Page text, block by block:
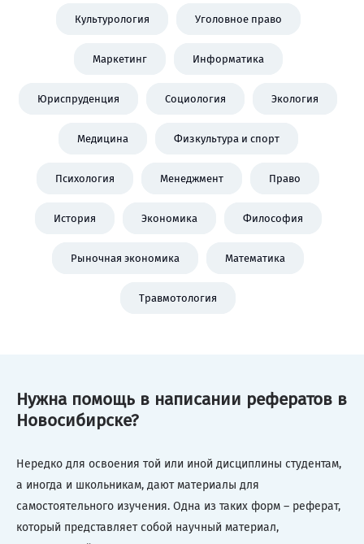
Культурология Уголовное право
Маркетинг Информатика
Юриспруденция Социология Экология
Медицина Физкультура и спорт
Психология Менеджмент Право
История Экономика Философия
Рыночная экономика Математика
Травмотология
Нужна помощь в написании рефератов в
Новосибирске?
Нередко для освоения той или иной дисциплины студентам,
а иногда и школьникам, дают материалы для
самостоятельного изучения. Одна из таких форм – реферат,
который представляет собой научный материал,